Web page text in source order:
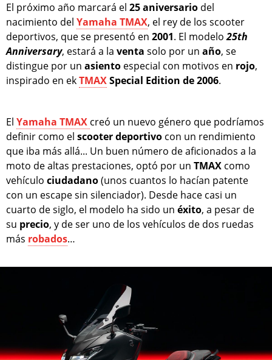
El próximo año marcará el 25 aniversario del
nacimiento del Yamaha TMAX, el rey de los scooter
deportivos, que se presentó en 2001. El modelo25th
Anniversary, estará a la venta solo por un año, se
distingue por un asiento especial con motivos en rojo,
inspirado en ekTMAXSpecial Edition de 2006.
El Yamaha TMAX creó un nuevo género que podríamos
definir como el scooterdeportivo con un rendimiento
que iba más allá... Un buen número de aficionados a la
moto de altas prestaciones, optó por un TMAX como
vehículo ciudadano(unos cuantos lo hacían patente
con un escape sin silenciador). Desde hace casi un
cuarto de siglo, el modelo ha sido un éxito, a pesar de
su precio, y de ser uno de los vehículos de dos ruedas
más robados…